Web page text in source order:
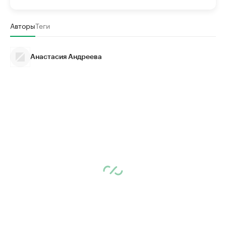
АвторыТеги
Анастасия Андреева